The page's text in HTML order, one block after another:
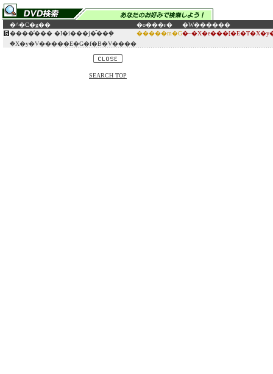
�^�C�g�� �o���ғ�
�W������
����̕��� �I�i���j�̂��݂�
�X�y�V�����E�G�f�B�V����
�����m�G
SEARCH TOP